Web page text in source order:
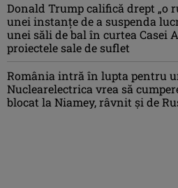
Donald Trump califică drept „o
unei instanțe de a suspenda
unei săli de bal în curtea Casei
proiectele sale de suflet
România intră în lupta pentru
Nuclearelectrica vrea să
blocat la Niamey, râvnit și de